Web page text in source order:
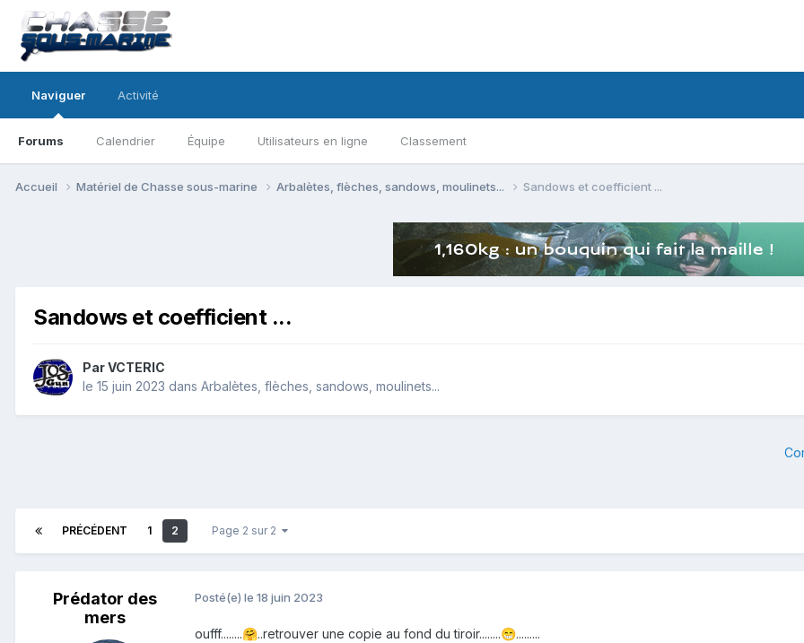
Naviguer
Forums Calendrier Équipe Utilisateurs en ligne Classement
Activité
Accueil Matériel de Chasse sous-marine Arbalètes, flèches, sandows, moulinets... Sandows et coefficient ...
Sandows et coefficient ...
ParVCTERIC
le 15 juin 2023 dans Arbalètes, flèches, sandows, moulinets...
PRÉCÉDENT 1 2 Page 2 sur 2
Prédator des
mers
Posté(e) le 18 juin 2023
oufff........🤗..retrouver une copie au fond du tiroir........😁.........